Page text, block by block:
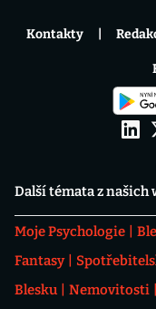
Další témata z našich
Moje Psychologie
Fantasy
Blesku
Nemovitosti
Kontakty